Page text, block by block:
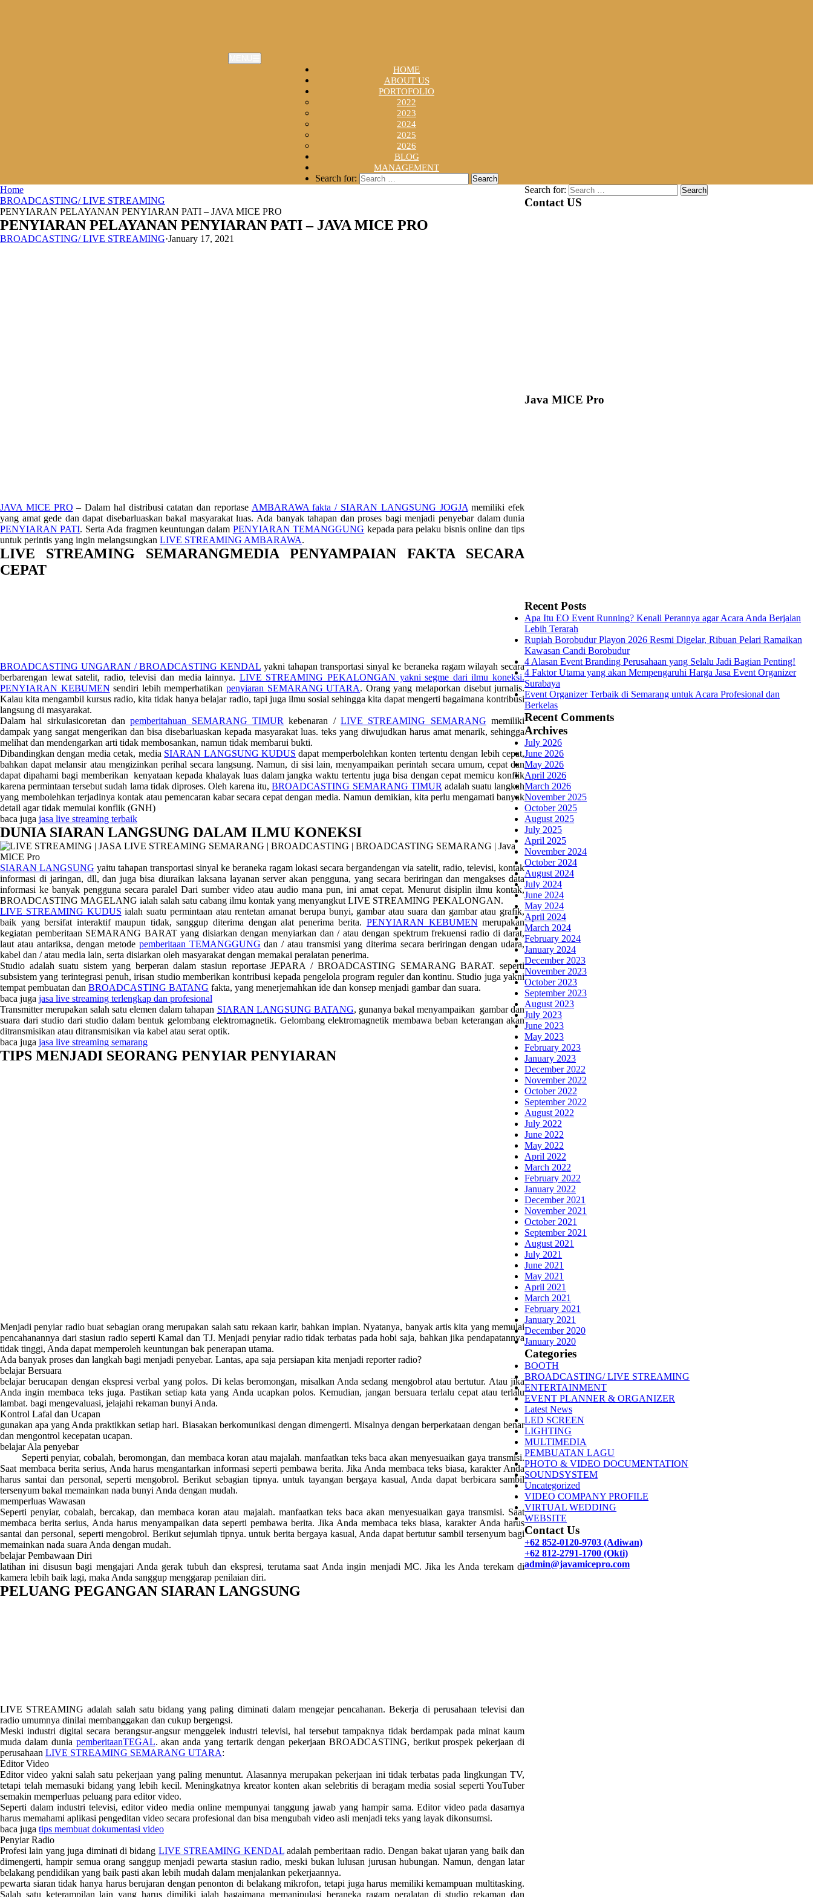
HOME
ABOUT US
PORTOFOLIO
2022
2023
2024
2025
2026
BLOG
MANAGEMENT
Search for:
Home
BROADCASTING/ LIVE STREAMING
PENYIARAN PELAYANAN PENYIARAN PATI – JAVA MICE PRO
PENYIARAN PELAYANAN PENYIARAN PATI – JAVA MICE PRO
BROADCASTING/ LIVE STREAMING·January 17, 2021
JAVA MICE PRO – Dalam hal distribusi catatan dan reportase AMBARAWA fakta / SIARAN LANGSUNG JOGJA memiliki efek
yang amat gede dan dapat disebarluaskan bakal masyarakat luas. Ada banyak tahapan dan proses bagi menjadi penyebar dalam dunia
PENYIARAN PATI. Serta Ada fragmen keuntungan dalam PENYIARAN TEMANGGUNG kepada para pelaku bisnis online dan tips
untuk perintis yang ingin melangsungkan LIVE STREAMING AMBARAWA.
LIVE STREAMING SEMARANGMEDIA PENYAMPAIAN FAKTA SECARA
CEPAT
BROADCASTING UNGARAN / BROADCASTING KENDAL yakni tahapan transportasi sinyal ke beraneka ragam wilayah secara
berbarengan lewat satelit, radio, televisi dan media lainnya. LIVE STREAMING PEKALONGAN yakni segme dari ilmu koneksi.
PENYIARAN KEBUMEN sendiri lebih memperhatikan penyiaran SEMARANG UTARA. Orang yang melaporkan disebut jurnalis.
Kalau kita mengambil kursus radio, kita tidak hanya belajar radio, tapi juga ilmu sosial sehingga kita dapat mengerti bagaimana kontribusi
langsung di masyarakat.
Dalam hal sirkulasicoretan danpemberitahuan SEMARANG TIMUR kebenaran /LIVE STREAMING SEMARANG memiliki
dampak yang sangat mengerikan dan bisa disebarluaskan kepada masyarakat luas. teks yang diwujudkan harus amat menarik, sehingga
melihat dan mendengarkan arti tidak membosankan, namun tidak membarui bukti.
Dibandingkan dengan media cetak, media SIARAN LANGSUNG KUDUS dapat memperbolehkan konten tertentu dengan lebih cepat,
bahkan dapat melansir atau mengizinkan perihal secara langsung. Namun, di sisi lain, menyampaikan perintah secara umum, cepat dan
dapat dipahami bagi memberikan kenyataan kepada khalayak luas dalam jangka waktu tertentu juga bisa dengan cepat memicu konflik
karena permintaan tersebut sudah lama tidak diproses. Oleh karena itu,BROADCASTING SEMARANG TIMUR adalah suatu langkah
yang membolehkan terjadinya kontak atau pemencaran kabar secara cepat dengan media. Namun demikian, kita perlu mengamati banyak
detail agar tidak memulai konflik (GNH)
baca juga jasa live streaming terbaik
DUNIA SIARAN LANGSUNG DALAM ILMU KONEKSI
SIARAN LANGSUNG yaitu tahapan transportasi sinyal ke beraneka ragam lokasi secara bergandengan via satelit, radio, televisi, kontak
informasi di jaringan, dll, dan juga bisa diuraikan laksana layanan server akan pengguna, yang secara beriringan dan mengakses data
informasi ke banyak pengguna secara paralel Dari sumber video atau audio mana pun, ini amat cepat. Menurut disiplin ilmu kontak,
BROADCASTING MAGELANG ialah salah satu cabang ilmu kontak yang menyangkut LIVE STREAMING PEKALONGAN.
LIVE STREAMING KUDUS ialah suatu permintaan atau rentetan amanat berupa bunyi, gambar atau suara dan gambar atau grafik,
baik yang bersifat interaktif maupun tidak, sanggup diterima dengan alat penerima berita. PENYIARAN KEBUMEN merupakan
kegiatan pemberitaan SEMARANG BARAT yang disiarkan dengan menyiarkan dan / atau dengan spektrum frekuensi radio di darat,
laut atau antariksa, dengan metode pemberitaan TEMANGGUNG dan / atau transmisi yang diterima secara beriringan dengan udara,
kabel dan / atau media lain, serta disiarkan oleh masyarakat dengan memakai peralatan penerima.
Studio adalah suatu sistem yang berperan dalam stasiun reportase JEPARA / BROADCASTING SEMARANG BARAT. seperti
subsistem yang terintegrasi penuh, irisan studio memberikan kontribusi kepada pengelola program reguler dan kontinu. Studio juga yakni
tempat pembuatan dan BROADCASTING BATANG fakta, yang menerjemahkan ide dan konsep menjadi gambar dan suara.
baca juga jasa live streaming terlengkap dan profesional
Transmitter merupakan salah satu elemen dalam tahapan SIARAN LANGSUNG BATANG, gunanya bakal menyampaikan gambar dan
suara dari studio dari studio dalam bentuk gelombang elektromagnetik. Gelombang elektromagnetik membawa beban keterangan akan
ditransmisikan atau ditransmisikan via kabel atau serat optik.
baca juga jasa live streaming semarang
TIPS MENJADI SEORANG PENYIAR PENYIARAN
Menjadi penyiar radio buat sebagian orang merupakan salah satu rekaan karir, bahkan impian. Nyatanya, banyak artis kita yang memulai
pencahanannya dari stasiun radio seperti Kamal dan TJ. Menjadi penyiar radio tidak terbatas pada hobi saja, bahkan jika pendapatannya
tidak tinggi, Anda dapat memperoleh keuntungan bak penerapan utama.
Ada banyak proses dan langkah bagi menjadi penyebar. Lantas, apa saja persiapan kita menjadi reporter radio?
belajar Bersuara
belajar berucapan dengan ekspresi verbal yang polos. Di kelas beromongan, misalkan Anda sedang mengobrol atau bertutur. Atau jika
Anda ingin membaca teks juga. Pastikan setiap kata yang Anda ucapkan polos. Kemudian, jangan bersuara terlalu cepat atau terlalu
lambat. bagi mengevaluasi, jelajahi rekaman bunyi Anda.
Kontrol Lafal dan Ucapan
gunakan apa yang Anda praktikkan setiap hari. Biasakan berkomunikasi dengan dimengerti. Misalnya dengan berperkataan dengan benar
dan mengontrol kecepatan ucapan.
belajar Ala penyebar
Seperti penyiar, cobalah, beromongan, dan membaca koran atau majalah. manfaatkan teks baca akan menyesuaikan gaya transmisi.
Saat membaca berita serius, Anda harus mengantarkan informasi seperti pembawa berita. Jika Anda membaca teks biasa, karakter Anda
harus santai dan personal, seperti mengobrol. Berikut sebagian tipnya. untuk tayangan bergaya kasual, Anda dapat berbicara sambil
tersenyum bakal memainkan nada bunyi Anda dengan mudah.
memperluas Wawasan
Seperti penyiar, cobalah, bercakap, dan membaca koran atau majalah. manfaatkan teks baca akan menyesuaikan gaya transmisi. Saat
membaca berita serius, Anda harus menyampaikan data seperti pembawa berita. Jika Anda membaca teks biasa, karakter Anda harus
santai dan personal, seperti mengobrol. Berikut sejumlah tipnya. untuk berita bergaya kasual, Anda dapat bertutur sambil tersenyum bagi
memainkan nada suara Anda dengan mudah.
belajar Pembawaan Diri
latihan ini disusun bagi mengajari Anda gerak tubuh dan ekspresi, terutama saat Anda ingin menjadi MC. Jika les Anda terekam di
kamera lebih baik lagi, maka Anda sanggup menggarap penilaian diri.
PELUANG PEGANGAN SIARAN LANGSUNG
LIVE STREAMING adalah salah satu bidang yang paling diminati dalam mengejar pencahanan. Bekerja di perusahaan televisi dan
radio umumnya dinilai membanggakan dan cukup bergengsi.
Meski industri digital secara berangsur-angsur menggelek industri televisi, hal tersebut tampaknya tidak berdampak pada minat kaum
muda dalam dunia pemberitaanTEGAL. akan anda yang tertarik dengan pekerjaan BROADCASTING, berikut prospek pekerjaan di
perusahaan LIVE STREAMING SEMARANG UTARA:
Editor Video
Editor video yakni salah satu pekerjaan yang paling menuntut. Alasannya merupakan pekerjaan ini tidak terbatas pada lingkungan TV,
tetapi telah memasuki bidang yang lebih kecil. Meningkatnya kreator konten akan selebritis di beragam media sosial seperti YouTuber
semakin memperluas peluang para editor video.
Seperti dalam industri televisi, editor video media online mempunyai tanggung jawab yang hampir sama. Editor video pada dasarnya
harus memahami aplikasi pengeditan video secara profesional dan bisa mengubah video asli menjadi teks yang layak dikonsumsi.
baca juga tips membuat dokumentasi video
Penyiar Radio
Profesi lain yang juga diminati di bidang LIVE STREAMING KENDALadalah pemberitaan radio. Dengan bakat ujaran yang baik dan
dimengerti, hampir semua orang sanggup menjadi pewarta stasiun radio, meski bukan lulusan jurusan hubungan. Namun, dengan latar
belakang pendidikan yang baik pasti akan lebih mudah dalam menjalankan pekerjaannya.
pewarta siaran tidak hanya harus berujaran dengan penonton di belakang mikrofon, tetapi juga harus memiliki kemampuan multitasking.
Salah satu keterampilan lain yang harus dimiliki ialah bagaimana memanipulasi beraneka ragam peralatan di studio rekaman dan
Search for:
Contact US
Java MICE Pro
Recent Posts
Apa Itu EO Event Running? Kenali Perannya agar Acara Anda Berjalan
Lebih Terarah
Rupiah Borobudur Playon 2026 Resmi Digelar, Ribuan Pelari Ramaikan
Kawasan Candi Borobudur
4 Alasan Event Branding Perusahaan yang Selalu Jadi Bagian Penting!
4 Faktor Utama yang akan Mempengaruhi Harga Jasa Event Organizer
Surabaya
Event Organizer Terbaik di Semarang untuk Acara Profesional dan
Berkelas
Recent Comments
Archives
July 2026
June 2026
May 2026
April 2026
March 2026
November 2025
October 2025
August 2025
July 2025
April 2025
November 2024
October 2024
August 2024
July 2024
June 2024
May 2024
April 2024
March 2024
February 2024
January 2024
December 2023
November 2023
October 2023
September 2023
August 2023
July 2023
June 2023
May 2023
February 2023
January 2023
December 2022
November 2022
October 2022
September 2022
August 2022
July 2022
June 2022
May 2022
April 2022
March 2022
February 2022
January 2022
December 2021
November 2021
October 2021
September 2021
August 2021
July 2021
June 2021
May 2021
April 2021
March 2021
February 2021
January 2021
December 2020
January 2020
Categories
BOOTH
BROADCASTING/ LIVE STREAMING
ENTERTAINMENT
EVENT PLANNER & ORGANIZER
Latest News
LED SCREEN
LIGHTING
MULTIMEDIA
PEMBUATAN LAGU
PHOTO & VIDEO DOCUMENTATION
SOUNDSYSTEM
Uncategorized
VIDEO COMPANY PROFILE
VIRTUAL WEDDING
WEBSITE
Contact Us
+62 852-0120-9703 (Adiwan)
+62 812-2791-1700 (Okti)
admin@javamicepro.com